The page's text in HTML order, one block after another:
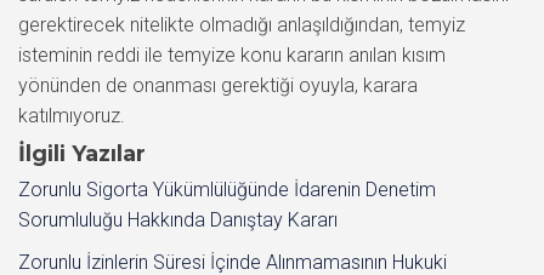
İlgili Yazılar
Zorunlu Sigorta Yükümlülüğünde İdarenin Denetim
Sorumluluğu Hakkında Danıştay Kararı
Zorunlu İzinlerin Süresi İçinde Alınmamasının Hukuki